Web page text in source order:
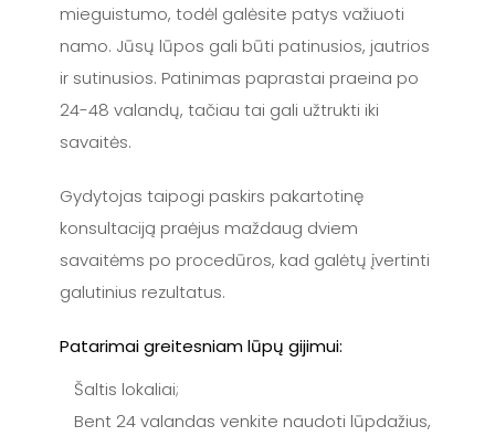
mieguistumo, todėl galėsite patys važiuoti
namo. Jūsų lūpos gali būti patinusios, jautrios
ir sutinusios. Patinimas paprastai praeina po
24-48 valandų, tačiau tai gali užtrukti iki
savaitės.
Gydytojas taipogi paskirs pakartotinę
konsultaciją praėjus maždaug dviem
savaitėms po procedūros, kad galėtų įvertinti
galutinius rezultatus.
Patarimai greitesniam lūpų gijimui:
Šaltis lokaliai;
Bent 24 valandas venkite naudoti lūpdažius,